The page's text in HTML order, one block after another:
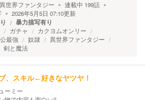
異世界ファンタジー 連載中 199話
2026年5月5日 07:10更新
暴力描写有り
ガチャ
カクヨムオンリー
最強
奴隷
異世界ファンタジー
剣と魔法
、スキル←好きなヤツヤ！
ーミー